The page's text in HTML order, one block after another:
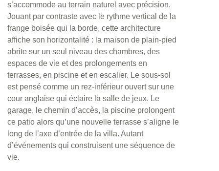
s’accommode au terrain naturel avec précision.
Jouant par contraste avec le rythme vertical de la
frange boisée qui la borde, cette architecture
affiche son horizontalité : la maison de plain-pied
abrite sur un seul niveau des chambres, des
espaces de vie et des prolongements en
terrasses, en piscine et en escalier. Le sous-sol
est pensé comme un rez-inférieur ouvert sur une
cour anglaise qui éclaire la salle de jeux. Le
garage, le chemin d’accès, la piscine prolongent
ce patio alors qu’une nouvelle terrasse s’aligne le
long de l’axe d’entrée de la villa. Autant
d’évènements qui construisent une séquence de
vie.